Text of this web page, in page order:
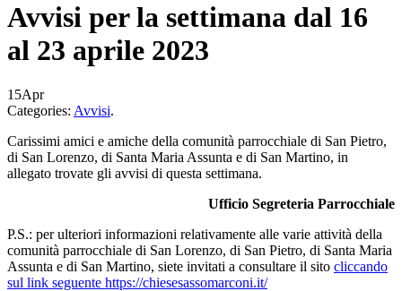
Avvisi per la settimana dal 16
al 23 aprile 2023
15Apr
Categories: Avvisi.
Carissimi amici e amiche della comunità parrocchiale di San Pietro,
di San Lorenzo, di Santa Maria Assunta e di San Martino, in
allegato trovate gli avvisi di questa settimana.
Ufficio Segreteria Parrocchiale
P.S.: per ulteriori informazioni relativamente alle varie attività della
comunità parrocchiale di San Lorenzo, di San Pietro, di Santa Maria
Assunta e di San Martino, siete invitati a consultare il sito cliccando
sul link seguente https://chiesesassomarconi.it/